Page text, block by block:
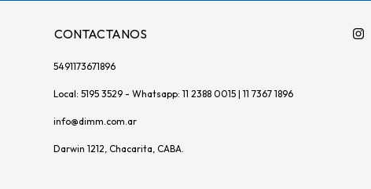
CONTACTANOS
5491173671896
Local: 5195 3529 - Whatsapp: 11 2388 0015 | 11 7367 1896
info@dimm.com.ar
Darwin 1212, Chacarita, CABA.